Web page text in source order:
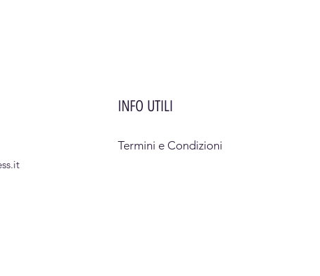
INFO UTILI
Termini e Condizioni